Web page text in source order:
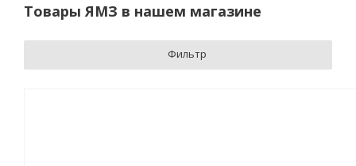
Товары ЯМЗ в нашем магазине
Фильтр